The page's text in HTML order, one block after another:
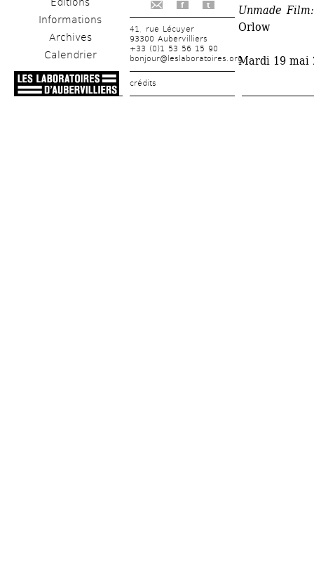
Éditions
Informations
Archives
Calendrier
f t
41, rue Lécuyer
93300 Aubervilliers
+33 (0)1 53 56 15 90
bonjour@leslaboratoires.org
crédits
Unmade
Orlow
Mardi 19 mai